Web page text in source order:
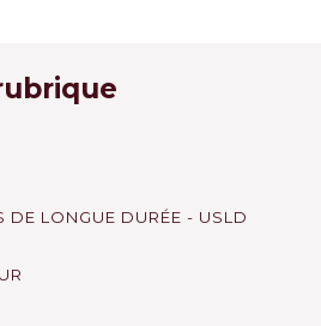
DE LONGUE DURÉE - USLD